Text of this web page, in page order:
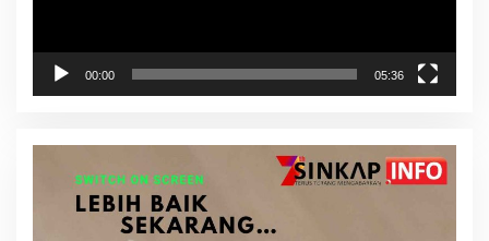
00:00 05:36